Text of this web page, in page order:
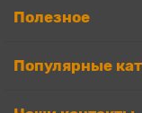
Полезное
Популярные